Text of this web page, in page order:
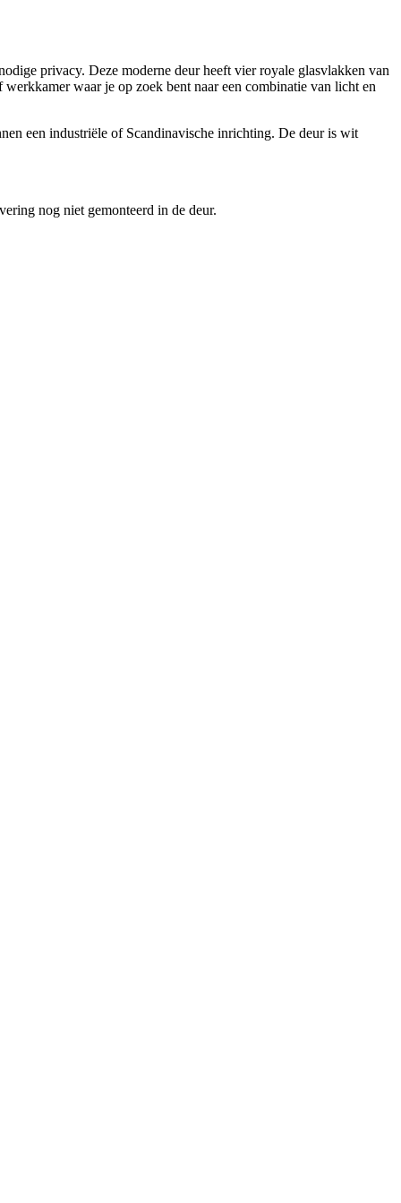
privacy. Deze moderne deur heeft vier royale glasvlakken van
waar je op zoek bent naar een combinatie van licht en
een industriële of Scandinavische inrichting. De deur is wit
nog niet gemonteerd in de deur.